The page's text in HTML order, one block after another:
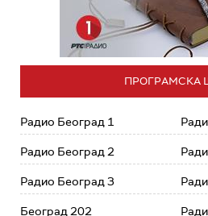
ПРОГРАМСКА
Радио Београд 1
Радио Београд 2
Радио Београд 3
Београд 202